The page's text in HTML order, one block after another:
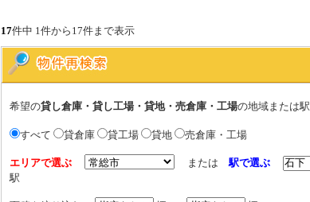
17件中 1件から17件まで表示
希望の貸し倉庫・貸し工場・貸地・売倉庫・工場の地域または
すべて 貸倉庫 貸工場 貸地 売倉庫・工場
エリアで選ぶ または駅で選ぶ
駅